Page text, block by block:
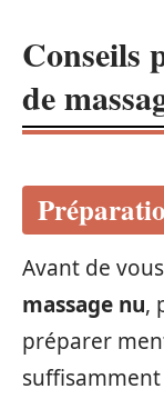
Conseils
de
Avant de
massage nu,
préparer
suffisamment